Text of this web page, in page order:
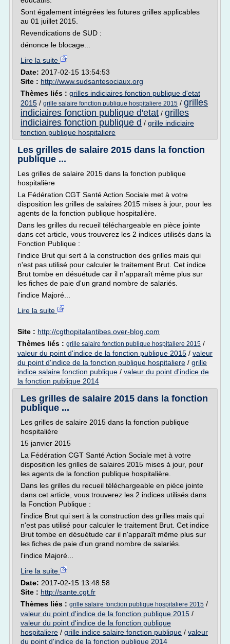
Sont également intégrées les futures grilles applicables
au 01 juillet 2015.
Revendications de SUD :
dénonce le blocage...
Lire la suite
Date: 2017-02-15 13:54:53
Site : http://www.sudsantesociaux.org
Thèmes liés : grilles indiciaires fonction publique d'etat
2015 / grille salaire fonction publique hospitaliere 2015 / grilles
indiciaires fonction publique d'etat / grilles
indiciaires fonction publique d / grille indiciaire
fonction publique hospitaliere
Les grilles de salaire 2015 dans la fonction
publique ...
Les grilles de salaire 2015 dans la fonction publique
hospitalière
La Fédération CGT Santé Action Sociale met à votre
disposition les grilles de salaires 2015 mises à jour, pour les
agents de la fonction publique hospitalière.
Dans les grilles du recueil téléchargeable en pièce jointe
dans cet article, vous trouverez les 2 indices utilisés dans la
Fonction Publique :
l'indice Brut qui sert à la construction des grilles mais qui
n'est pas utilisé pour calculer le traitement Brut. Cet indice
Brut tombe en désuétude car il n'apparaît même plus sur
les fiches de paie d'un grand nombre de salariés.
l'indice Majoré...
Lire la suite
Site : http://cgthopitalantibes.over-blog.com
Thèmes liés : grille salaire fonction publique hospitaliere 2015 /
valeur du point d'indice de la fonction publique 2015 / valeur
du point d'indice de la fonction publique hospitaliere / grille
indice salaire fonction publique / valeur du point d'indice de
la fonction publique 2014
Les grilles de salaire 2015 dans la fonction
publique ...
Les grilles de salaire 2015 dans la fonction publique
hospitalière
15 janvier 2015
La Fédération CGT Santé Action Sociale met à votre
disposition les grilles de salaires 2015 mises à jour, pour
les agents de la fonction publique hospitalière.
Dans les grilles du recueil téléchargeable en pièce jointe
dans cet article, vous trouverez les 2 indices utilisés dans
la Fonction Publique :
l'indice Brut qui sert à la construction des grilles mais qui
n'est pas utilisé pour calculer le traitement Brut. Cet indice
Brut tombe en désuétude car il n'apparaît même plus sur
les fiches de paie d'un grand nombre de salariés.
l'indice Majoré...
Lire la suite
Date: 2017-02-15 13:48:58
Site : http://sante.cgt.fr
Thèmes liés : grille salaire fonction publique hospitaliere 2015 /
valeur du point d'indice de la fonction publique 2015 /
valeur du point d'indice de la fonction publique
hospitaliere / grille indice salaire fonction publique / valeur
du point d'indice de la fonction publique 2014